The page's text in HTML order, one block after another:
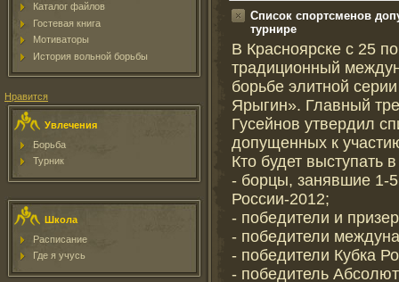
Каталог файлов
Гостевая книга
Мотиваторы
История вольной борьбы
Нравится
Увлечения
Борьба
Турник
Школа
Расписание
Где я учусь
Cписок спортсменов
турнире
В Красноярске с 25
традиционный
борьбе элитной
Ярыгин». Главный
Гусейнов утвердил
допущенных к
Кто будет выступать
- борцы, занявшие 1-
России-2012;
- победители и
- победители
- победители Кубка
- победитель